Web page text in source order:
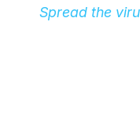
Spread the